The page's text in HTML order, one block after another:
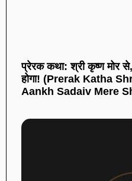
प्रेरक कथा: श्री कृष्ण मोर
होगा! (Prerak Katha
Aankh Sadaiv Mere